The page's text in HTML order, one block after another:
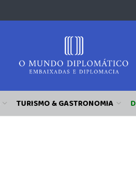
TURISMO & GASTRONOMIA